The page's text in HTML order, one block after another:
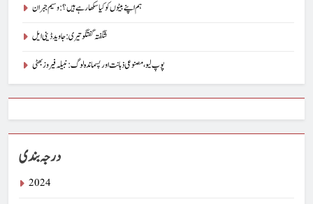
ہم اپنے بیٹوں کو کیا سکھا رہے ہیں؟ : وسیم جبران
شگفتہ گفتگو تیری : جاوید ڈینی ایل
پوپ لیو،مصنوعی ذہانت اور پسماندہ لوگ : نبیلہ فیروز بھٹی
درجہ بندی
2024